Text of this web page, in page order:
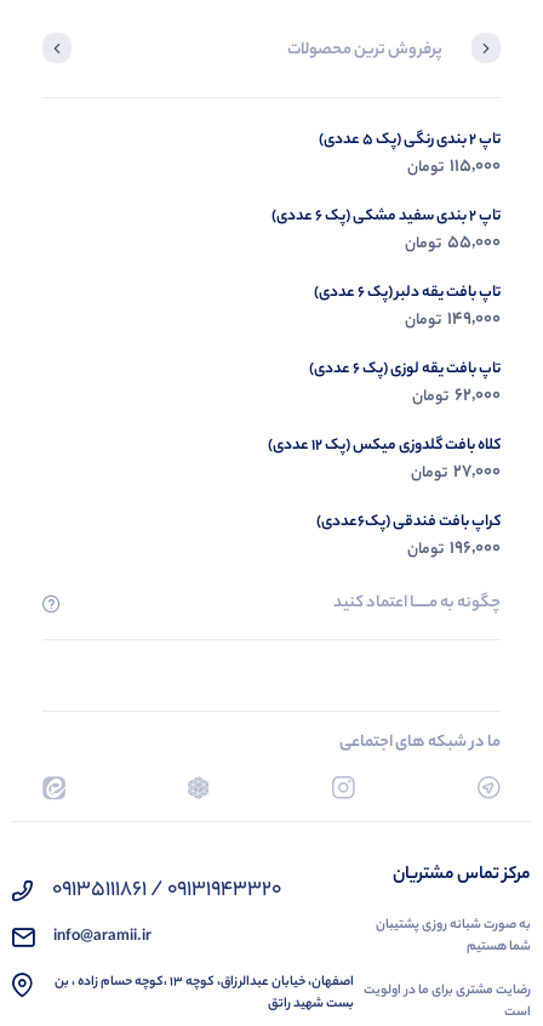
پرفروش ترین محصولات
تاپ 2 بندی رنگی (پک 5 عددی)
115,000 تومان
تاپ 2 بندی سفید مشکی (پک 6 عددی)
55,000 تومان
تاپ بافت یقه دلبر (پک 6 عددی)
149,000 تومان
تاپ بافت یقه لوزی (پک 6 عددی)
62,000 تومان
کلاه بافت گلدوزی میکس (پک 12 عددی)
27,000 تومان
کراپ بافت فندقی (پک6عددی)
196,000 تومان
ست کراپ شورتک چند گربه (پک 6 عددی)
115,000 تومان
چگونه به مــــــا اعتماد کنید
ما در شبکه های اجتماعی
مرکز تماس مشتریان
به صورت شبانه روزی پشتیبان
شما هستیم
رضایت مشتری برای ما در اولویت
است
09131943320 / 09135111861
info@aramii.ir
اصفهان، خیابان عبدالرزاق، کوچه 13 ،کوچه حسام زاده ، بن
بست شهید راتق